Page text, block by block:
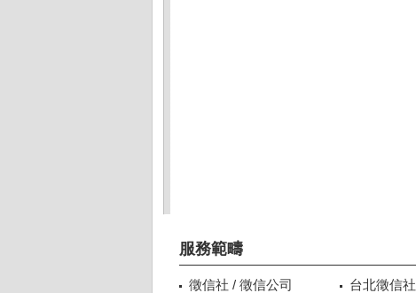
服務範疇
徵信社 / 徵信公司
台北徵信社